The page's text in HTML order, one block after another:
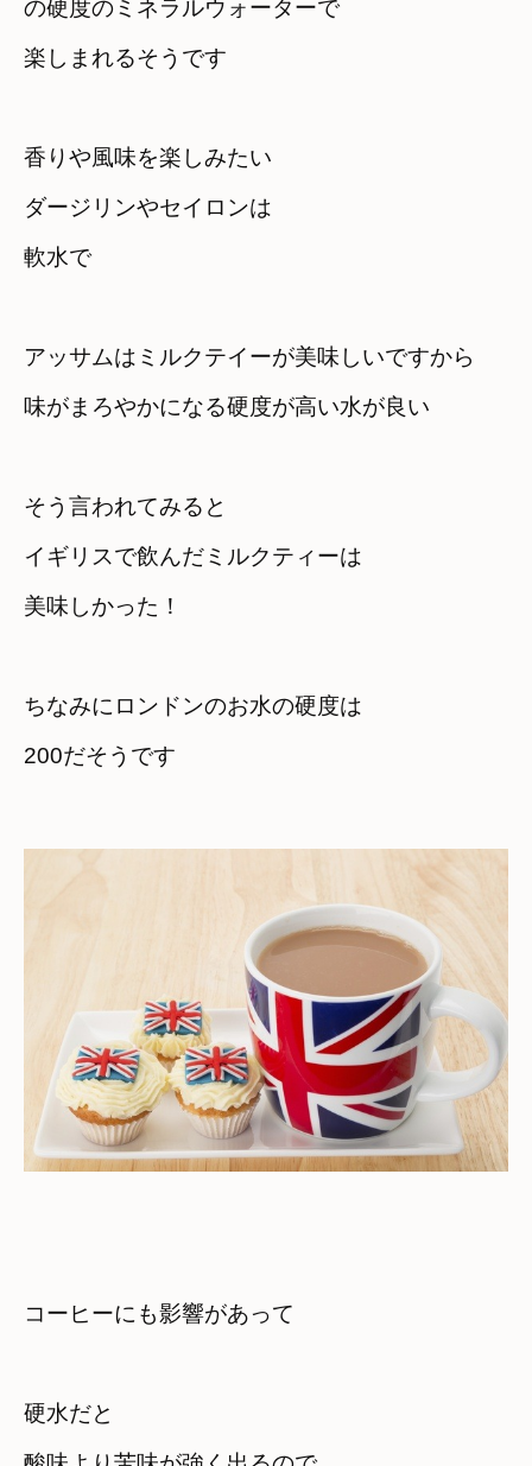
の硬度のミネラルウォーターで
楽しまれるそうです
香りや風味を楽しみたい
ダージリンやセイロンは
軟水で
アッサムはミルクテイーが美味しいですから
味がまろやかになる硬度が高い水が良い
そう言われてみると
イギリスで飲んだミルクティーは
美味しかった！
ちなみにロンドンのお水の硬度は
200だそうです
コーヒーにも影響があって
硬水だと